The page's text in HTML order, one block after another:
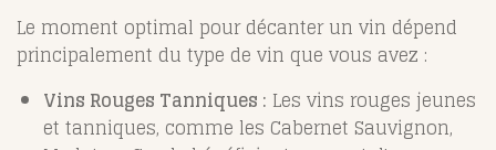
Le moment optimal pour décanter un vin dépend
principalement du type de vin que vous avez :
Vins Rouges Tanniques : Les vins rouges jeunes
et tanniques, comme les Cabernet Sauvignon,